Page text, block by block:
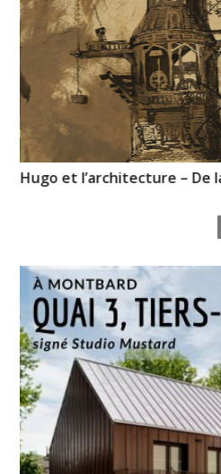
Hugo et l’architecture – De